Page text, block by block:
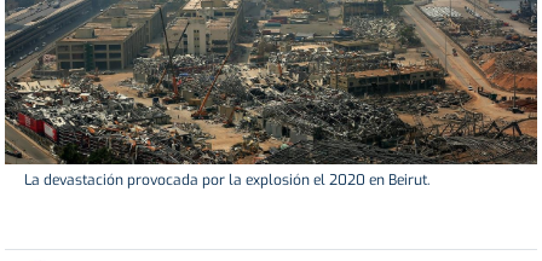
La devastación provocada por la explosión el 2020 en Beirut.